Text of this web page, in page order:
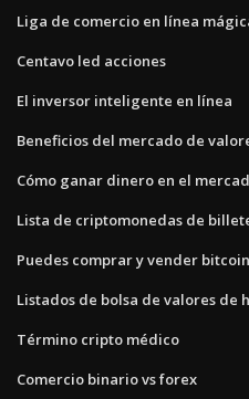
Liga de comercio en línea
Centavo led acciones
El inversor inteligente en línea
Beneficios del mercado de
Cómo ganar dinero en el
Lista de criptomonedas de
Puedes comprar y vender
Listados de bolsa de valores de
Término cripto médico
Comercio binario vs forex